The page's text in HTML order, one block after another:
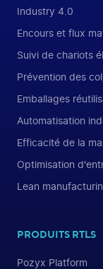
Industry 4.0
Encours et flux
Suivi de chariots
Prévention des
Emballages
Automatisation
Efficacité de la
Optimisation
Lean
PRODUITS RTLS
Pozyx Platform